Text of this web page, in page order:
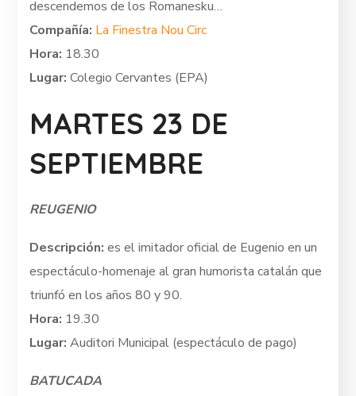
descendemos de los Romanesku…
Compañía: La Finestra Nou Circ
Hora: 18.30
Lugar: Colegio Cervantes (EPA)
MARTES 23 DE
SEPTIEMBRE
REUGENIO
Descripción: es el imitador oficial de Eugenio en un
espectáculo-homenaje al gran humorista catalán que
triunfó en los años 80 y 90.
Hora: 19.30
Lugar: Auditori Municipal (espectáculo de pago)
BATUCADA